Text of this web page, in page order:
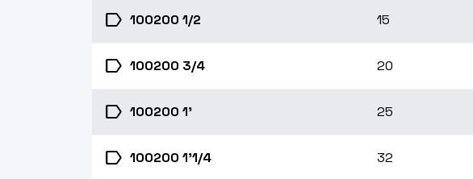
label 100200 1/2 15
label 100200 3/4 20
label 100200 1' 25
label 100200 1'1/4 32